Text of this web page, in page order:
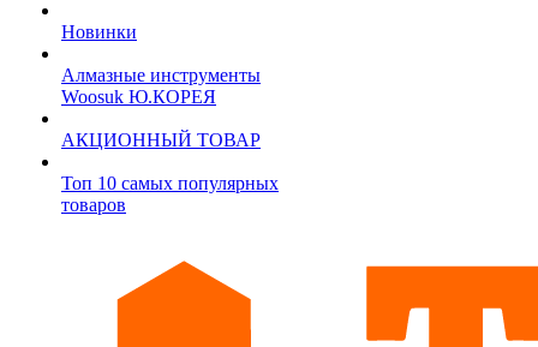
Новинки
Алмазные инструменты
Woosuk Ю.КОРЕЯ
АКЦИОННЫЙ ТОВАР
Топ 10 самых популярных
товаров